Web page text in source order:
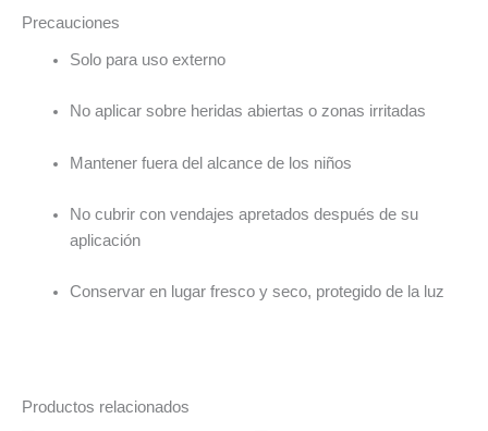
Precauciones
Solo para uso externo
No aplicar sobre heridas abiertas o zonas irritadas
Mantener fuera del alcance de los niños
No cubrir con vendajes apretados después de su
aplicación
Conservar en lugar fresco y seco, protegido de la luz
Productos relacionados